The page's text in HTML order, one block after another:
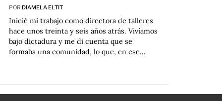
POR DIAMELA ELTIT
Inicié mi trabajo como directora de talleres
hace unos treinta y seis años atrás. Vivíamos
bajo dictadura y me di cuenta que se
formaba una comunidad, lo que, en ese…